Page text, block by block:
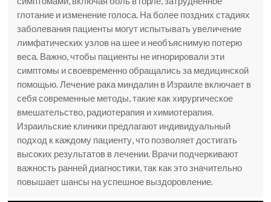
глотание и изменение голоса. На более поздних стадиях
заболевания пациенты могут испытывать увеличение
лимфатических узлов на шее и необъяснимую потерю
веса. Важно, чтобы пациенты не игнорировали эти
симптомы и своевременно обращались за медицинской
помощью. Лечение рака миндалин в Израиле включает в
себя современные методы, такие как хирургическое
вмешательство, радиотерапия и химиотерапия.
Израильские клиники предлагают индивидуальный
подход к каждому пациенту, что позволяет достигать
высоких результатов в лечении. Врачи подчеркивают
важность ранней диагностики, так как это значительно
повышает шансы на успешное выздоровление.